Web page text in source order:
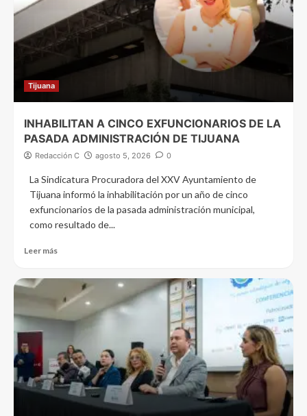
Tijuana
INHABILITAN A CINCO EXFUNCIONARIOS DE LA
PASADA ADMINISTRACIÓN DE TIJUANA
Redacción C agosto 5, 2026 0
La Sindicatura Procuradora del XXV Ayuntamiento de
Tijuana informó la inhabilitación por un año de cinco
exfuncionarios de la pasada administración municipal,
como resultado de...
Leer más